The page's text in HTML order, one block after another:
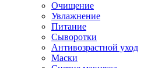
Очищение
Увлажнение
Питание
Сыворотки
Антивозрастной уход
Маски